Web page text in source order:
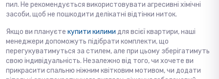
пил. Не рекомендується використовувати агресивні хімічні
засоби, щоб не пошкодити делікатні відтінки ниток.
Якщо ви плануєте купити килими для всієї квартири, наші
менеджери допоможуть підібрати комплекти, що
перегукуватимуться за стилем, але при цьому зберігатимуть
свою індивідуальність. Незалежно від того, чи хочете ви
прикрасити спальню ніжним квітковим мотивом, чи додати